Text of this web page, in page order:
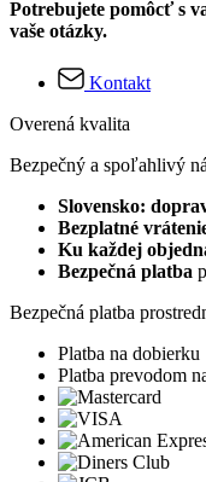
Potrebujete pomôcť s
vaše otázky.
Kontakt
Overená kvalita
Bezpečný a spoľahlivý
Slovensko:
Bezplatné
Ku každej
Bezpečná platba
Bezpečná platba
Platba na dobierku
Platba prevodom